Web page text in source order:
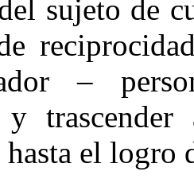
sujeto de
–
y
hasta el logro